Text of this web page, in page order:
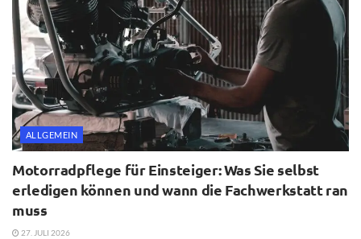
ALLGEMEIN
Motorradpflege für Einsteiger: Was Sie selbst
erledigen können und wann die Fachwerkstatt ran
muss
27. JULI 2026